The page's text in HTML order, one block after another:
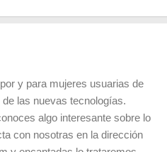
y para mujeres usuarias de
las nuevas tecnologías.
algo interesante sobre lo
con nosotras en la dirección